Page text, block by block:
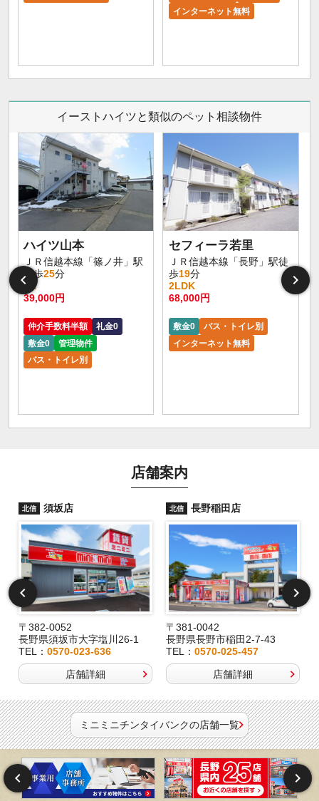
インターネット無料
イーストハイツと類似のペット相談物件
ハイツ山本
ＪＲ信越本線「篠ノ井」駅
徒歩25分
3K
39,000円
仲介手数料半額
礼金0
敷金0
管理物件
バス・トイレ別
セフィーラ若里
ＪＲ信越本線「長野」駅徒
歩19分
2LDK
68,000円
敷金0
バス・トイレ別
インターネット無料
店舗案内
北信 須坂店
〒382-0052
長野県須坂市大字塩川26-1
TEL：0570-023-636
店舗詳細
北信 長野稲田店
〒381-0042
長野県長野市稲田2-7-43
TEL：0570-025-457
店舗詳細
ミニミニチンタイバンクの店舗一覧